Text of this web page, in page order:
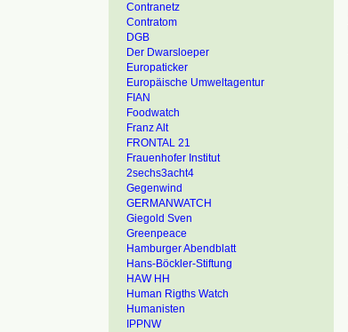
Contranetz
Contratom
DGB
Der Dwarsloeper
Europaticker
Europäische Umweltagentur
FIAN
Foodwatch
Franz Alt
FRONTAL 21
Frauenhofer Institut
2sechs3acht4
Gegenwind
GERMANWATCH
Giegold Sven
Greenpeace
Hamburger Abendblatt
Hans-Böckler-Stiftung
HAW HH
Human Rigths Watch
Humanisten
IPPNW